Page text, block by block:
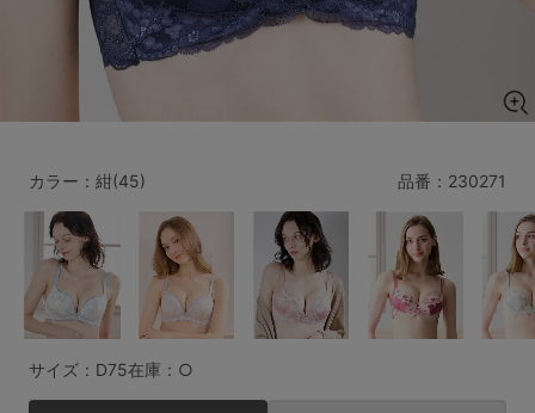
C70 C75 C80 C85
D70
E65 E70 E75 E80 E85
F65 F70
G65 G75
H70 H75
SS M
L LL
すべてのサイズを表示する
～999円 1,000～1,999円
2,000～2,999円 3,000～3,999円
4,000円～
品番： 230271
カラー：紺(45)
サイズ：D75在庫：○